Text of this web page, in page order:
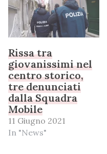
Rissa tra
giovanissimi nel
centro storico,
tre denunciati
dalla Squadra
Mobile
11 Giugno 2021
In "News"